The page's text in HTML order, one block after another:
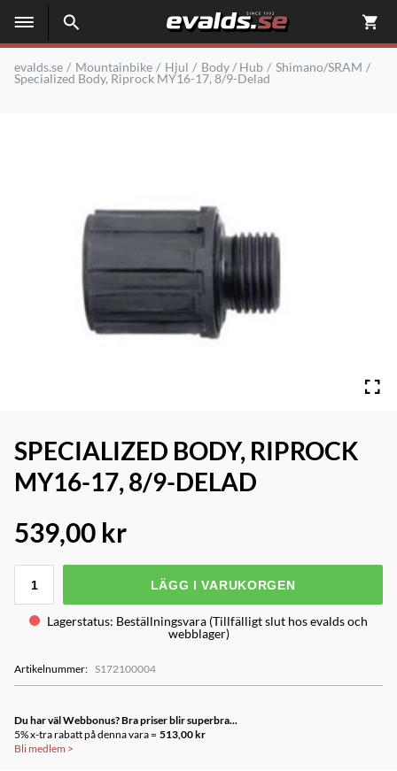
evalds.se Mountainbike Hjul Body / Hub
Shimano/SRAM
Specialized Body, Riprock MY16-17, 8/9-Delad
SPECIALIZED BODY, RIPROCK
MY16-17, 8/9-DELAD
539,00 kr
LÄGG I VARUKORGEN
Lagerstatus: Beställningsvara (Tillfälligt slut hos evalds och
webblager)
Artikelnummer: S172100004
Du har väl Webbonus? Bra priser blir superbra...
5% x-tra rabatt på denna vara = 513,00 kr
Bli medlem >